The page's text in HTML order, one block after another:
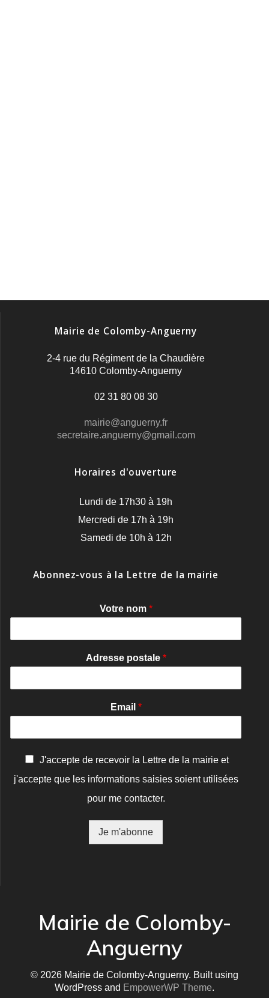
Mairie de Colomby-Anguerny
2-4 rue du Régiment de la Chaudière
14610 Colomby-Anguerny
02 31 80 08 30
mairie@anguerny.fr
secretaire.anguerny@gmail.com
Horaires d'ouverture
Lundi de 17h30 à 19h
Mercredi de 17h à 19h
Samedi de 10h à 12h
Abonnez-vous à la Lettre de la mairie
Votre nom *
Adresse postale *
Email *
n
J'accepte de recevoir la Lettre de la mairie et
j'accepte que les informations saisies soient utilisées
pour me contacter.
Je m'abonne
Mairie de Colomby-
Anguerny
© 2026 Mairie de Colomby-Anguerny. Built using
WordPress and EmpowerWP Theme.